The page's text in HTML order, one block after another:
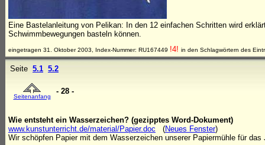
Eine Bastelanleitung von Pelikan: In den 12 einfachen Schritten wird
Schwimmbewegungen basteln können.
eingetragen 31. Oktober 2003, Index-Nummer: RU167449 !4! in den Schlagwörtern des
Seite 5.1 5.2
Seitenanfang
- 28 -
Wie entsteht ein Wasserzeichen? (gezipptes Word-Dokument)
www.kunstunterricht.de/material/Papier.doc (Neues Fenster)
Wir schöpfen Papier mit dem Wasser­zeichen unserer Papiermühle für das